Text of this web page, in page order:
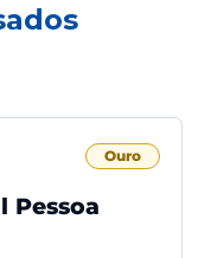
Ouro
Pessoa